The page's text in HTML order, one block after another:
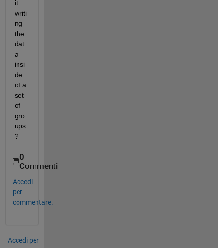
it
writi
ng
the
dat
a
insi
de
of a
set
of
gro
ups
?
0
Commenti
Accedi
per
commentare.
Accedi per